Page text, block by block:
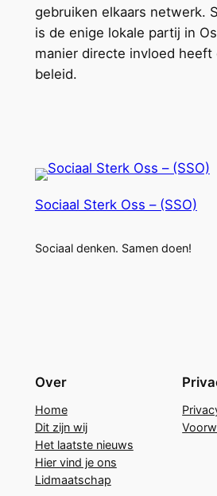
gebruiken elkaars netwerk.
is de enige lokale partij in
manier directe invloed heeft
beleid.
Sociaal Sterk Oss – (SSO)
Sociaal denken. Samen doen!
Over
Home
Dit zijn wij
Het laatste nieuws
Hier vind je ons
Lidmaatschap